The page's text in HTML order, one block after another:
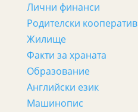
Лични финанси
Родителски кооператив
Жилище
Факти за храната
Образование
Английски език
Машинопис